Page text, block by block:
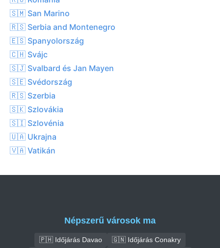
🇸🇲 San Marino
🇷🇸 Serbia and Montenegro
🇪🇸 Spanyolország
🇨🇭 Svájc
🇸🇯 Svalbard és Jan Mayen
🇸🇪 Svédország
🇷🇸 Szerbia
🇸🇰 Szlovákia
🇸🇮 Szlovénia
🇺🇦 Ukrajna
🇻🇦 Vatikán
Népszerű városok ma
🇵🇭 Időjárás Davao
🇬🇳 Időjárás Conakry